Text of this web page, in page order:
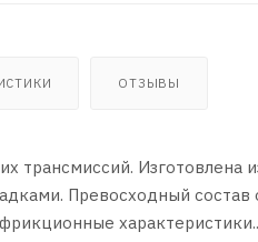
ОТЗЫВЫ
трансмиссий.
Превосходный состав
характеристики.